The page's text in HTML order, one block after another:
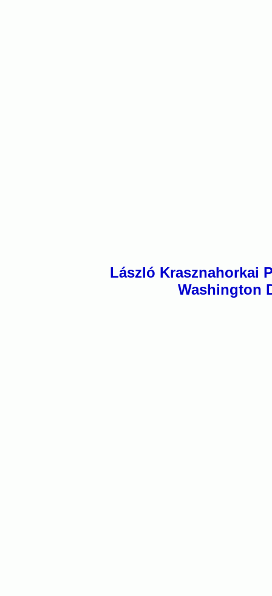
László Krasznahorkai
Washington